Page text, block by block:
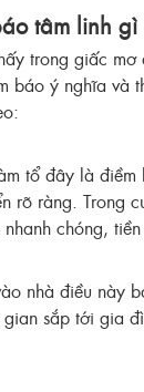
tâm linh
trong giấc
báo ý nghĩa
tổ đây là
rõ ràng. Trong
chóng,
nhà điều này
sắp tới gia